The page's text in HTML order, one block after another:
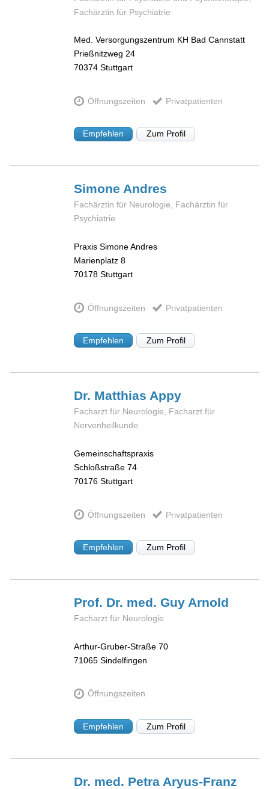
Fachärztin für Psychiatrie
Med. Versorgungszentrum KH Bad Cannstatt
Prießnitzweg 24
70374 Stuttgart
Öffnungszeiten Privatpatienten
Empfehlen Zum Profil
Simone Andres
Fachärztin für Neurologie, Fachärztin für
Psychiatrie
Praxis Simone Andres
Marienplatz 8
70178 Stuttgart
Öffnungszeiten Privatpatienten
Empfehlen Zum Profil
Dr. Matthias Appy
Facharzt für Neurologie, Facharzt für
Nervenheilkunde
Gemeinschaftspraxis
Schloßstraße 74
70176 Stuttgart
Öffnungszeiten Privatpatienten
Empfehlen Zum Profil
Prof. Dr. med. Guy Arnold
Facharzt für Neurologie
Arthur-Gruber-Straße 70
71065 Sindelfingen
Öffnungszeiten
Empfehlen Zum Profil
Dr. med. Petra Aryus-Franz